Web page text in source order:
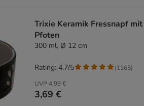
Trixie Keramik Fressnapf mit
Pfoten
300 ml, Ø 12 cm
UVP 4,99 €
3,69 €
Rating: 4.7/5 (1165)